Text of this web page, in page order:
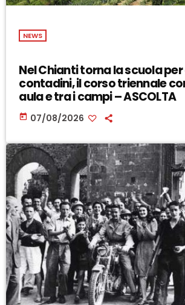
NEWS
Nel Chianti torna la scuola
contadini, il corso triennale
aula e tra i campi – ASCOLTA
today 07/08/2026